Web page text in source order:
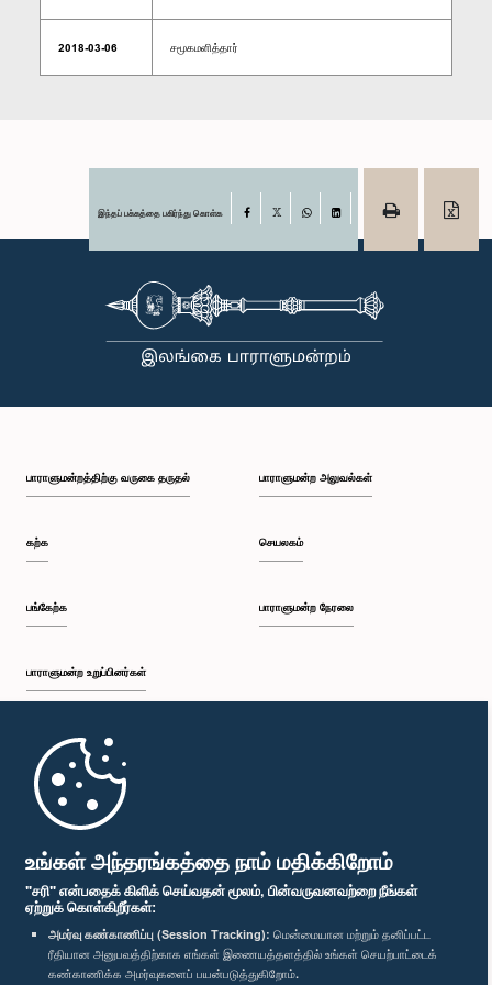
உங்கள் அந்தரங்கத்தை நாம் மதிக்கிறோம்
"சரி" என்பதைக் கிளிக் செய்வதன் மூலம், பின்வருவனவற்றை நீங்கள்
ஏற்றுக் கொள்கிறீர்கள்:
அமர்வு கண்காணிப்பு (Session Tracking): மென்மையான மற்றும் தனிப்பட்ட
ரீதியான அனுபவத்திற்காக எங்கள் இணையத்தளத்தில் உங்கள் செயற்பாட்டைக்
கண்காணிக்க அமர்வுகளைப் பயன்படுத்துகிறோம்.
2018-03-06 சமூகமளித்தார்
இந்தப் பக்கத்தை பகிர்ந்து கொள்க Facebook
பாராளுமன்றத்திற்கு வருகை தருதல்
கற்க
பங்கேற்க
பாராளுமன்ற உறுப்பினர்கள்
முதற்பக்கம்
பாராளுமன்ற அலுவல்கள்
செயலகம்
பாராளுமன்ற நேரலை
பாராளுமன்ற கையடக்க செயலி
எம்மை பின்தொடர்க :